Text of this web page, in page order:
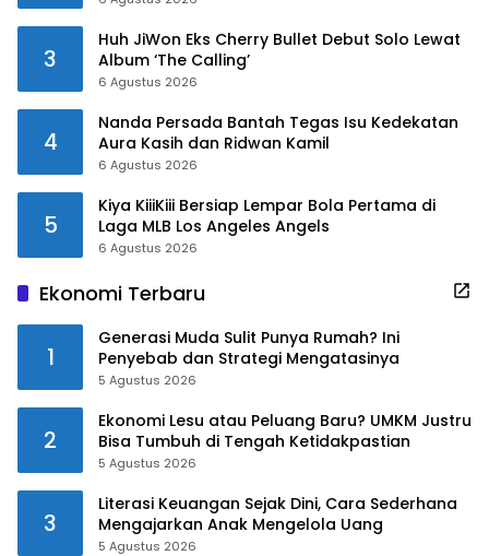
3
Huh JiWon Eks Cherry Bullet Debut Solo Lewat
Album ‘The Calling’
6 Agustus 2026
4
Nanda Persada Bantah Tegas Isu Kedekatan
Aura Kasih dan Ridwan Kamil
6 Agustus 2026
5
Kiya KiiiKiii Bersiap Lempar Bola Pertama di
Laga MLB Los Angeles Angels
6 Agustus 2026
Ekonomi Terbaru
1
Generasi Muda Sulit Punya Rumah? Ini
Penyebab dan Strategi Mengatasinya
5 Agustus 2026
2
Ekonomi Lesu atau Peluang Baru? UMKM Justru
Bisa Tumbuh di Tengah Ketidakpastian
5 Agustus 2026
3
Literasi Keuangan Sejak Dini, Cara Sederhana
Mengajarkan Anak Mengelola Uang
5 Agustus 2026